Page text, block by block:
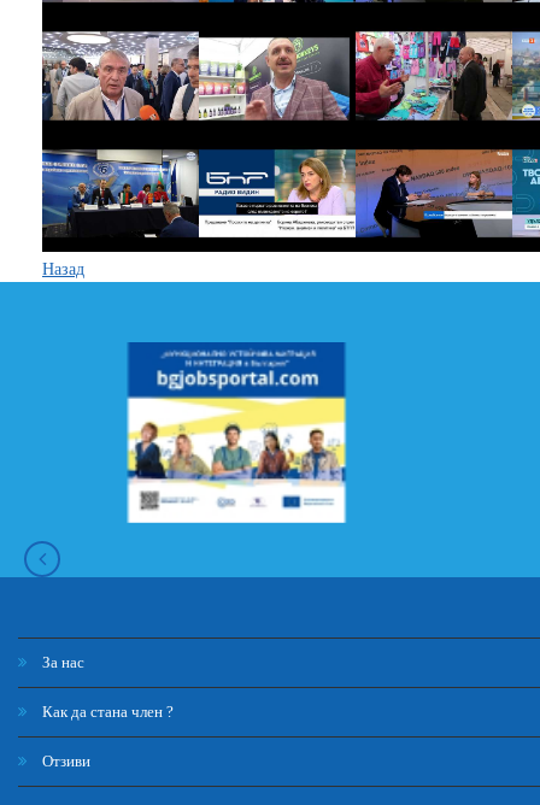
Назад
За нас
Как да стана член ?
Отзиви